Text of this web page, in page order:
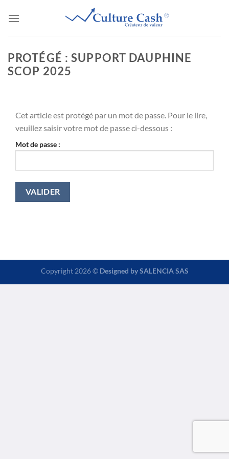
PROTÉGÉ : SUPPORT DAUPHINE
SCOP 2025
Cet article est protégé par un mot de passe. Pour le lire,
veuillez saisir votre mot de passe ci-dessous :
Mot de passe :
Copyright 2026 © Designed bySALENCIA SAS